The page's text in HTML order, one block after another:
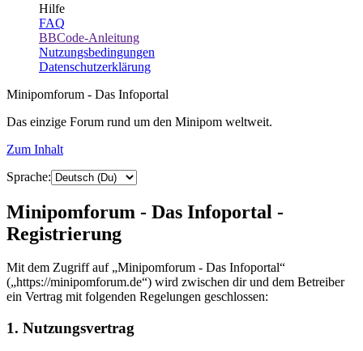
Hilfe
FAQ
BBCode-Anleitung
Nutzungsbedingungen
Datenschutzerklärung
Minipomforum - Das Infoportal
Das einzige Forum rund um den Minipom weltweit.
Zum Inhalt
Sprache:
Minipomforum - Das Infoportal -
Registrierung
Mit dem Zugriff auf „Minipomforum - Das Infoportal“
(„https://minipomforum.de“) wird zwischen dir und dem Betreiber
ein Vertrag mit folgenden Regelungen geschlossen:
1. Nutzungsvertrag